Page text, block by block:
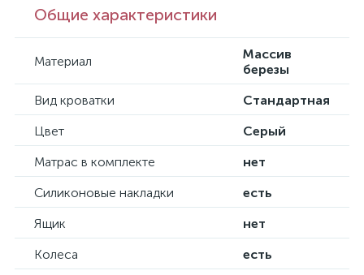
Общие характеристики
Материал
Массив
березы
Вид кроватки
Стандартная
Цвет
Серый
Матрас в комплекте
нет
Силиконовые накладки
есть
Ящик
нет
Колеса
есть